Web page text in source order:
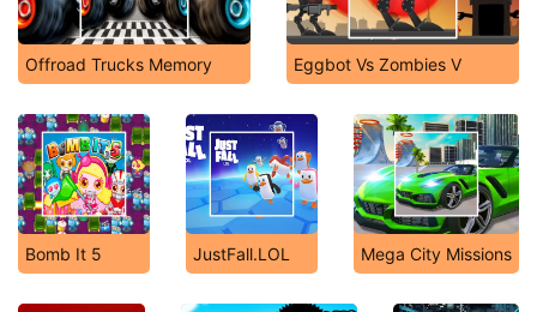
Offroad Trucks Memory Eggbot Vs Zombies V
Bomb It 5 JustFall.LOL Mega City Missions